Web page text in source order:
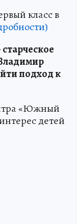
класс в
подход к
«Южный
детей